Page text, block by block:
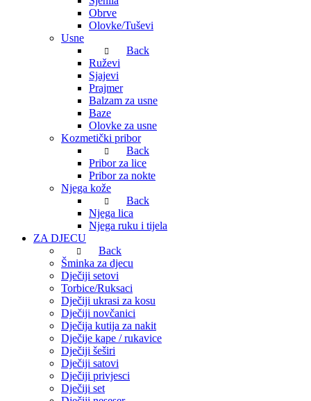
Obrve
Olovke/Tuševi
Usne
Back
Ruževi
Sjajevi
Prajmer
Balzam za usne
Baze
Olovke za usne
Kozmetički pribor
Back
Pribor za lice
Pribor za nokte
Njega kože
Back
Njega lica
Njega ruku i tijela
ZA DJECU
Back
Šminka za djecu
Dječiji setovi
Torbice/Ruksaci
Dječiji ukrasi za kosu
Dječiji novčanici
Dječija kutija za nakit
Dječije kape / rukavice
Dječiji šeširi
Dječiji satovi
Dječiji privjesci
Dječiji set